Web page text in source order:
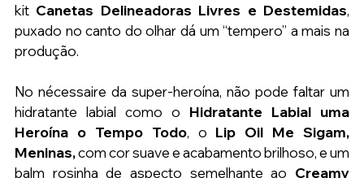
kit Canetas Delineadoras Livres e Destemidas,
puxado no canto do olhar dá um “tempero” a mais na
produção.
No nécessaire da super-heroína, não pode faltar um
hidratante labial como o Hidratante Labial uma
Heroína o Tempo Todo, o Lip Oil Me Sigam,
Meninas, com cor suave e acabamento brilhoso,e um
balm rosinha de aspecto semelhante ao Creamy